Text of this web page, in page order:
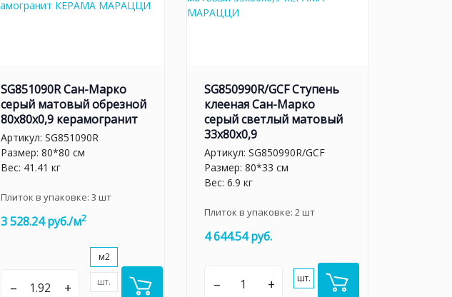
SG851090R Сан-Марко
серый матовый обрезной
80x80x0,9 керамогранит
Артикул: SG851090R
Размер: 80*80 см
Вес: 41.41 кг
Плиток в упаковке: 3 шт
3 528.24 руб./м2
– +
м2
шт.
SG850990R/GCF Ступень
клееная Сан-Марко
серый светлый матовый
33x80x0,9
Артикул: SG850990R/GCF
Размер: 80*33 см
Вес: 6.9 кг
Плиток в упаковке: 2 шт
4 644.54 руб.
– + шт.